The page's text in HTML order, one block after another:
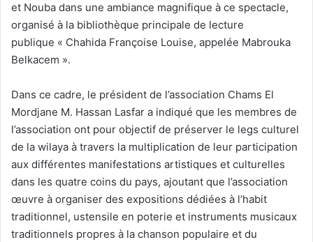
et Nouba dans une ambiance magnifique à ce spectacle,
organisé à la bibliothèque principale de lecture
publique « Chahida Françoise Louise, appelée Mabrouka
Belkacem ».
Dans ce cadre, le président de l’association Chams El
Mordjane M. Hassan Lasfar a indiqué que les membres de
l’association ont pour objectif de préserver le legs culturel
de la wilaya à travers la multiplication de leur participation
aux différentes manifestations artistiques et culturelles
dans les quatre coins du pays, ajoutant que l’association
œuvre à organiser des expositions dédiées à l’habit
traditionnel, ustensile en poterie et instruments musicaux
traditionnels propres à la chanson populaire et du